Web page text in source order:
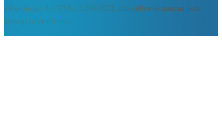
a Resolução do CFM n 2.299/2021, que define as normas para
prescrição eletrônica.